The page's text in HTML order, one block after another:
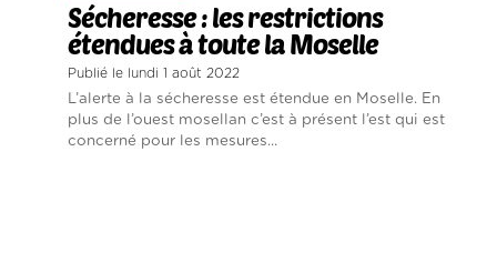
Sécheresse : les restrictions
étendues à toute la Moselle
Publié le lundi 1 août 2022
L’alerte à la sécheresse est étendue en Moselle. En
plus de l’ouest mosellan c’est à présent l’est qui est
concerné pour les mesures...